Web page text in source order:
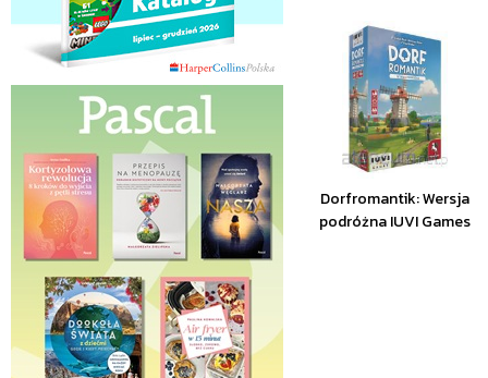
Dorfromantik: Wersja
podróżna IUVI Games